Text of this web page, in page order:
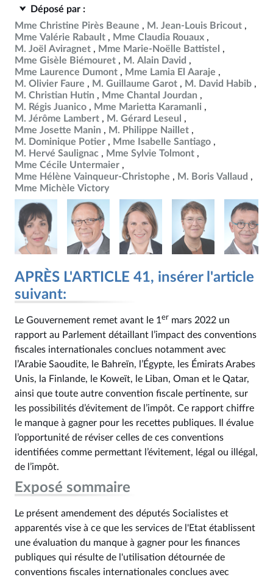
Déposé par :
Mme Christine Pirès Beaune
M. Jean-Louis Bricout
Mme Valérie Rabault
Mme Claudia Rouaux
M. Joël Aviragnet
Mme Marie-Noëlle Battistel
Mme Gisèle Biémouret
M. Alain David
Mme Laurence Dumont
Mme Lamia El Aaraje
M. Olivier Faure
M. Guillaume Garot
M. David Habib
M. Christian Hutin
Mme Chantal Jourdan
M. Régis Juanico
Mme Marietta Karamanli
M. Jérôme Lambert
M. Gérard Leseul
Mme Josette Manin
M. Philippe Naillet
M. Dominique Potier
Mme Isabelle Santiago
M. Hervé Saulignac
Mme Sylvie Tolmont
Mme Cécile Untermaier
Mme Hélène Vainqueur-Christophe
M. Boris Vallaud
Mme Michèle Victory
APRÈS L'ARTICLE 41, insérer l'article
suivant:
Le Gouvernement remet avant le 1 er mars 2022 un
rapport au Parlement détaillant l’impact des conventions
fiscales internationales conclues notamment avec
l’Arabie Saoudite, le Bahreïn, l’Égypte, les Émirats Arabes
Unis, la Finlande, le Koweït, le Liban, Oman et le Qatar,
ainsi que toute autre convention fiscale pertinente, sur
les possibilités d’évitement de l’impôt. Ce rapport chiffre
le manque à gagner pour les recettes publiques. Il évalue
l’opportunité de réviser celles de ces conventions
identifiées comme permettant l’évitement, légal ou illégal,
de l’impôt.
Exposé sommaire
Le présent amendement des députés Socialistes et
apparentés vise à ce que les services de l'Etat établissent
une évaluation du manque à gagner pour les finances
publiques qui résulte de l'utilisation détournée de
conventions fiscales internationales conclues avec